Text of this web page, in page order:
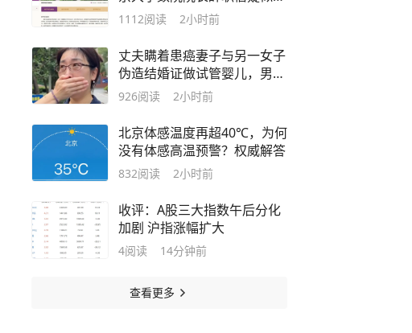
出，院方回应：喻良确已卸
手绘图做头像
1112阅读 2小时前
丈夫瞒着患癌妻子与另一女子
伪造结婚证做试管婴儿，男方
最新回应：已销毁胚胎！律师
926阅读 2小时前
北京体感温度再超40℃，为何
没有体感高温预警？权威解答
832阅读 2小时前
收评：A股三大指数午后分化
加剧 沪指涨幅扩大
4阅读 14分钟前
查看更多